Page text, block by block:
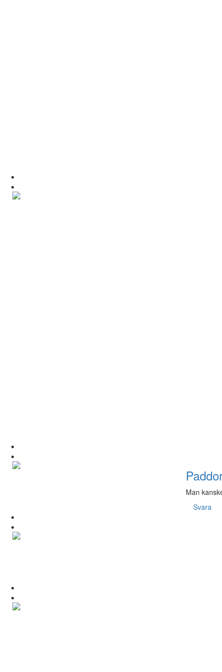
Man
Svara